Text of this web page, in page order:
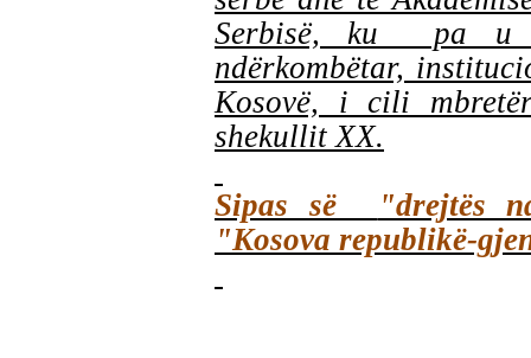
Serbisë, ku pa u
ndërkombëtar,
Kosovë, i cili
shekullit XX.
Sipas së
"drejtës
"Kosova republikë-